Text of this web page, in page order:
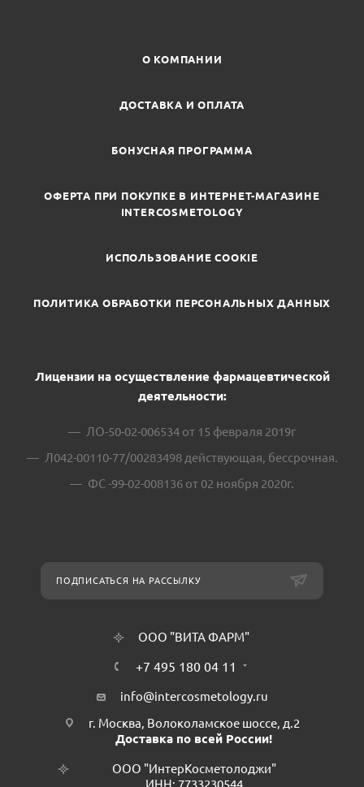
О КОМПАНИИ
ДОСТАВКА И ОПЛАТА
БОНУСНАЯ ПРОГРАММА
ОФЕРТА ПРИ ПОКУПКЕ В ИНТЕРНЕТ-МАГАЗИНЕ
INTERCOSMETOLOGY
ИСПОЛЬЗОВАНИЕ COOKIE
ПОЛИТИКА ОБРАБОТКИ ПЕРСОНАЛЬНЫХ ДАННЫХ
Лицензии на осуществление фармацевтической
деятельности:
ЛО-50-02-006534 от 15 февраля 2019г
Л042-00110-77/00283498 действующая, бессрочная.
ФС -99-02-008136 от 02 ноября 2020г.
ПОДПИСАТЬСЯ НА РАССЫЛКУ
ООО "ВИТА ФАРМ"
+7 495 180 04 11
info@intercosmetology.ru
г. Москва, Волоколамское шоссе, д.2
Доставка по всей России!
ООО "ИнтерКосметолоджи"
ИНН: 7733230544